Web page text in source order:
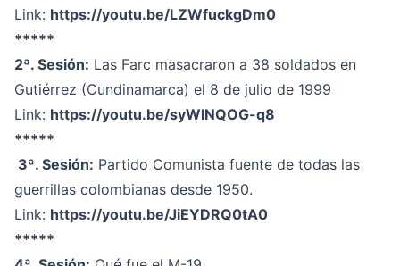
Link: https://youtu.be/LZWfuckgDm0
*****
2ª. Sesión: Las Farc masacraron a 38 soldados en
Gutiérrez (Cundinamarca) el 8 de julio de 1999
Link: https://youtu.be/syWlNQOG-q8
*****
3ª. Sesión: Partido Comunista fuente de todas las
guerrillas colombianas desde 1950.
Link: https://youtu.be/JiEYDRQ0tA0
*****